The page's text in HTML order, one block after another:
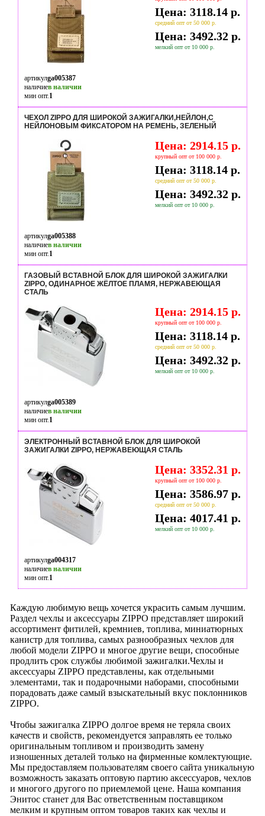
Цена: 3118.14 р.
средний опт от 50 000 р.
Цена: 3492.32 р.
мелкий опт от 10 000 р.
артикулga005387
наличиев наличии
мин опт.1
ЧЕХОЛ ZIPPO ДЛЯ ШИРОКОЙ ЗАЖИГАЛКИ,НЕЙЛОН,С
НЕЙЛОНОВЫМ ФИКСАТОРОМ НА РЕМЕНЬ, ЗЕЛЕНЫЙ
Цена: 2914.15 р.
крупный опт от 100 000 р.
Цена: 3118.14 р.
средний опт от 50 000 р.
Цена: 3492.32 р.
мелкий опт от 10 000 р.
артикулga005388
наличиев наличии
мин опт.1
ГАЗОВЫЙ ВСТАВНОЙ БЛОК ДЛЯ ШИРОКОЙ ЗАЖИГАЛКИ
ZIPPO, ОДИНАРНОЕ ЖЁЛТОЕ ПЛАМЯ, НЕРЖАВЕЮЩАЯ
СТАЛЬ
Цена: 2914.15 р.
крупный опт от 100 000 р.
Цена: 3118.14 р.
средний опт от 50 000 р.
Цена: 3492.32 р.
мелкий опт от 10 000 р.
артикулga005389
наличиев наличии
мин опт.1
ЭЛЕКТРОННЫЙ ВСТАВНОЙ БЛОК ДЛЯ ШИРОКОЙ
ЗАЖИГАЛКИ ZIPPO, НЕРЖАВЕЮЩАЯ СТАЛЬ
Цена: 3352.31 р.
крупный опт от 100 000 р.
Цена: 3586.97 р.
средний опт от 50 000 р.
Цена: 4017.41 р.
мелкий опт от 10 000 р.
артикулga004317
наличиев наличии
мин опт.1
Каждую любимую вещь хочется украсить самым лучшим.
Раздел чехлы и аксессуары ZIPPO представляет широкий
ассортимент фитилей, кремниев, топлива, миниатюрных
канистр для топлива, самых разнообразных чехлов для
любой модели ZIPPO и многое другие вещи, способные
продлить срок службы любимой зажигалки.Чехлы и
аксессуары ZIPPO представлены, как отдельными
элементами, так и подарочными наборами, способными
порадовать даже самый взыскательный вкус поклонников
ZIPPO.
Чтобы зажигалка ZIPPO долгое время не теряла своих
качеств и свойств, рекомендуется заправлять ее только
оригинальным топливом и производить замену
изношенных деталей только на фирменные комлектующие.
Мы предоставляем пользователям своего сайта уникальную
возможность заказать оптовую партию аксессуаров, чехлов
и многого другого по приемлемой цене. Наша компания
Энитос станет для Вас ответственным поставщиком
мелким и крупным оптом товаров таких как чехлы и